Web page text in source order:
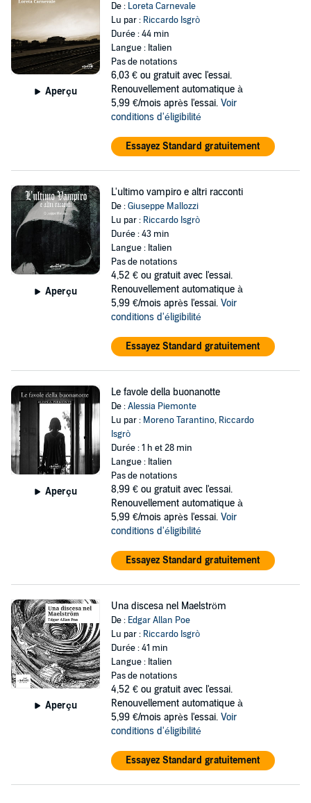
Aperçu
De : Loreta Carnevale
Lu par : Riccardo Isgrò
Durée : 44 min
Langue : Italien
Pas de notations
6,03 € ou gratuit avec l'essai.
Renouvellement automatique à
5,99 €/mois après l'essai. Voir
conditions d'éligibilité
Essayez Standard gratuitement
Aperçu
L'ultimo vampiro e altri racconti
De :Giuseppe Mallozzi
Lu par : Riccardo Isgrò
Durée : 43 min
Langue : Italien
Pas de notations
4,52 € ou gratuit avec l'essai.
Renouvellement automatique à
5,99 €/mois après l'essai. Voir
conditions d'éligibilité
Essayez Standard gratuitement
Aperçu
Le favole della buonanotte
De :Alessia Piemonte
Lu par : Moreno Tarantino, Riccardo
Isgrò
Durée : 1 h et 28 min
Langue : Italien
Pas de notations
8,99 € ou gratuit avec l'essai.
Renouvellement automatique à
5,99 €/mois après l'essai. Voir
conditions d'éligibilité
Essayez Standard gratuitement
Aperçu
Una discesa nel Maelström
De : Edgar Allan Poe
Lu par : Riccardo Isgrò
Durée : 41 min
Langue : Italien
Pas de notations
4,52 € ou gratuit avec l'essai.
Renouvellement automatique à
5,99 €/mois après l'essai. Voir
conditions d'éligibilité
Essayez Standard gratuitement